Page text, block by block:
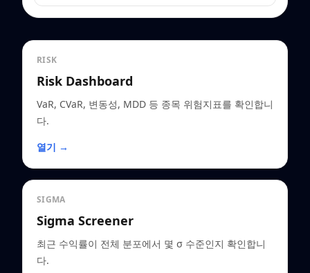
RISK
Risk Dashboard
VaR, CVaR, 변동성, MDD 등 종목 위험지표를 확인합니
다.
열기 →
SIGMA
Sigma Screener
최근 수익률이 전체 분포에서 몇 σ 수준인지 확인합니
다.